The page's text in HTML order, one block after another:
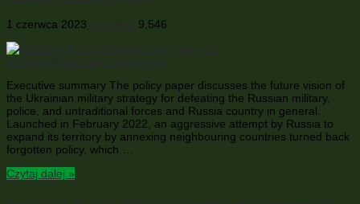
1 czerwca 2023 9,546
Executive summary The policy paper discusses the future vision of
the Ukrainian military strategy for defeating the Russian military,
police, and untraditional forces and Russia country in general.
Launched in February 2022, an aggressive attempt by Russia to
expand its territory by annexing neighbouring countries turned back
forgotten policy, which …
Czytaj dalej »